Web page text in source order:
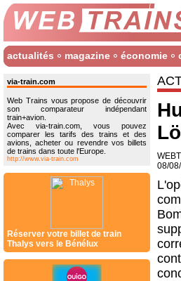
actualités magazine économie
via-train.com
Web Trains vous propose de découvrir
son comparateur indépendant
train+avion.
Avec via-train.com, vous pouvez
comparer les tarifs des trains et des
avions, acheter ou revendre vos billets
de trains dans toute l'Europe.
http://www.via-train.com
Réserver votre billet de train
Thalys vers le Bénélux
08/